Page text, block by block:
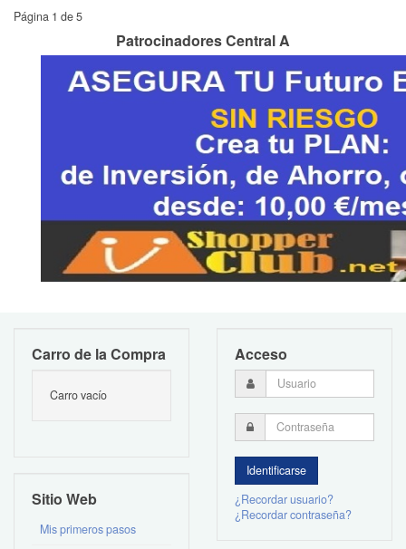
Página 1 de 5
Patrocinadores Central A
Carro de la Compra
Carro vacío
Sitio Web
Mis primeros pasos
Acceso
¿Recordar usuario?
¿Recordar contraseña?